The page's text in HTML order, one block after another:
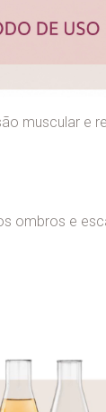
muscular e
ombros e